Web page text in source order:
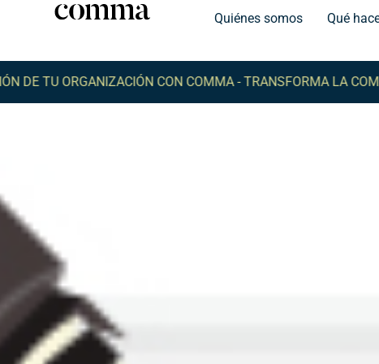
Quiénes somos Qué
TU ORGANIZACIÓN CON COMMA -TRANSFORMA LA